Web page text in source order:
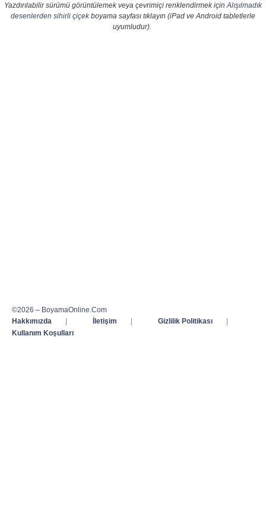
Yazdırılabilir sürümü görüntülemek veya çevrimiçi renklendirmek için Alışılmadık
desenlerden sihirli çiçekboyama sayfası tıklayın (iPad ve Android tabletlerle
uyumludur).
©2026 – BoyamaOnline.Com
Hakkımızda
| İletişim | Gizlilik Politikası
|
Kullanım Koşulları